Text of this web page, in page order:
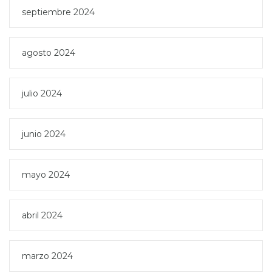
septiembre 2024
agosto 2024
julio 2024
junio 2024
mayo 2024
abril 2024
marzo 2024